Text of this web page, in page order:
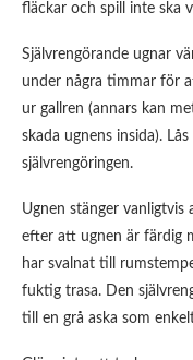
fläckar och spill inte ska
Självrengörande ugnar
under några timmar för
ur gallren (annars kan
skada ugnens insida).
självrengöringen.
Ugnen stänger
efter att ugnen är färdig
har svalnat till
fuktig trasa. Den
till en grå aska som